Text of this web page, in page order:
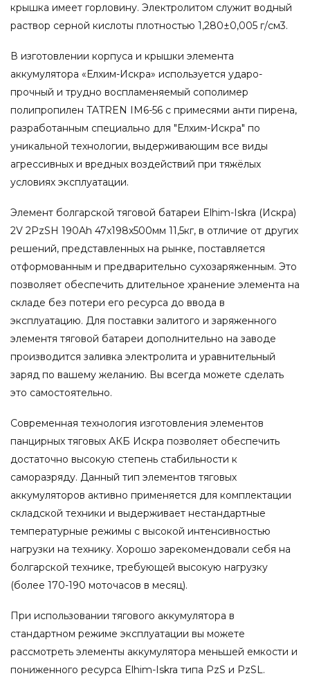
крышка имеет горловину. Электролитом служит водный
раствор серной кислоты плотностью 1,280±0,005 г/см3.
В изготовлении корпуса и крышки элемента
аккумулятора «Елхим-Искра» используется ударо-
прочный и трудно воспламеняемый сополимер
полипропилен TATREN IM6-56 с примесями анти пирена,
разработанным специально для "Елхим-Искра" по
уникальной технологии, выдерживающим все виды
агрессивных и вредных воздействий при тяжёлых
условиях эксплуатации.
Элемент болгарской тяговой батареи Elhim-Iskra (Искра)
2V 2PzSH 190Ah 47x198x500мм 11,5кг, в отличие от других
решений, представленных на рынке, поставляется
отформованным и предварительно сухозаряженным. Это
позволяет обеспечить длительное хранение элемента на
складе без потери его ресурса до ввода в
эксплуатацию. Для поставки залитого и заряженного
элементя тяговой батареи дополнительно на заводе
производится заливка электролита и уравнительный
заряд по вашему желанию. Вы всегда можете сделать
это самостоятельно.
Современная технология изготовления элементов
панцирных тяговых АКБ Искра позволяет обеспечить
достаточно высокую степень стабильности к
саморазряду. Данный тип элементов тяговых
аккумуляторов активно применяется для комплектации
складской техники и выдерживает нестандартные
температурные режимы с высокой интенсивностью
нагрузки на технику. Хорошо зарекомендовали себя на
болгарской технике, требующей высокую нагрузку
(более 170-190 моточасов в месяц).
При использовании тягового аккумулятора в
стандартном режиме эксплуатации вы можете
рассмотреть элементы аккумулятора меньшей емкости и
пониженного ресурса Elhim-Iskra типа PzS и PzSL.